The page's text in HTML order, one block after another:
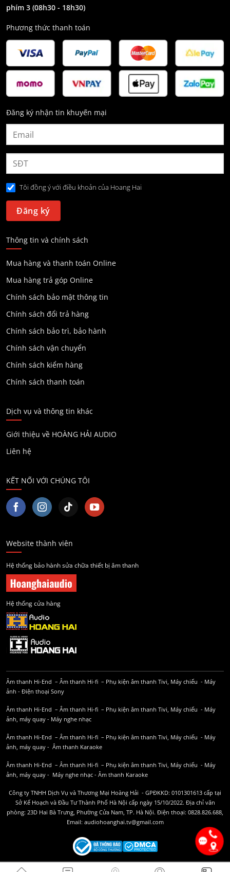
phím 3 (08h30 - 18h30)
Phương thức thanh toán
Đăng ký nhận tin khuyến mại
Tôi đồng ý với điều khoản của Hoang Hai
Thông tin và chính sách
Mua hàng và thanh toán Online
Mua hàng trả góp Online
Chính sách bảo mật thông tin
Chính sách đổi trả hàng
Chính sách bảo trì, bảo hành
Chính sách vận chuyển
Chính sách kiểm hàng
Chính sách thanh toán
Dịch vụ và thông tin khác
Giới thiệu về HOÀNG HẢI AUDIO
Liên hệ
KẾT NỐI VỚI CHÚNG TÔI
Website thành viên
Hệ thống bảo hành sửa chữa thiết bị âm thanh
Hệ thống cửa hàng
Âm thanh Hi-End – Âm thanh Hi-fi – Phụ kiện âm thanh Tivi, Máy chiếu - Máy
ảnh - Điện thoại Sony
Âm thanh Hi-End – Âm thanh Hi-fi – Phụ kiện âm thanh Tivi, Máy chiếu - Máy
ảnh, máy quay - Máy nghe nhạc
Âm thanh Hi-End – Âm thanh Hi-fi – Phụ kiện âm thanh Tivi, Máy chiếu - Máy
ảnh, máy quay - Âm thanh Karaoke
Âm thanh Hi-End – Âm thanh Hi-fi – Phụ kiện âm thanh Tivi, Máy chiếu - Máy
ảnh, máy quay - Máy nghe nhạc - Âm thanh Karaoke
Công ty TNHH Dịch Vụ và Thương Mại Hoàng Hải - GPĐKKD: 0101301613 cấp tại
Sở Kế Hoạch và Đầu Tư Thành Phố Hà Nội cấp ngày 15/10/2022. Địa chỉ văn
phòng: 23D Hai Bà Trưng, Phường Cửa Nam, TP. Hà Nội. Điện thoại: 0828.826.688,
Email: audiohoanghai.tv@gmail.com